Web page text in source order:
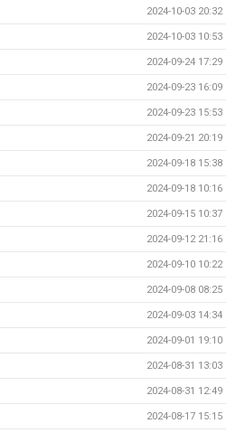
2024-10-03 20:32
2024-10-03 10:53
2024-09-24 17:29
2024-09-23 16:09
2024-09-23 15:53
2024-09-21 20:19
2024-09-18 15:38
2024-09-18 10:16
2024-09-15 10:37
2024-09-12 21:16
2024-09-10 10:22
2024-09-08 08:25
2024-09-03 14:34
2024-09-01 19:10
2024-08-31 13:03
2024-08-31 12:49
2024-08-17 15:15